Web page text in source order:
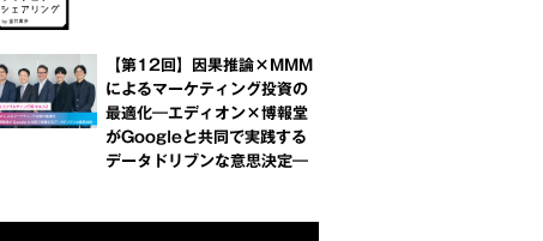
【第12回】因果推論×MMM
によるマーケティング投資の
最適化―エディオン×博報堂
がGoogleと共同で実践する
データドリブンな意思決定―